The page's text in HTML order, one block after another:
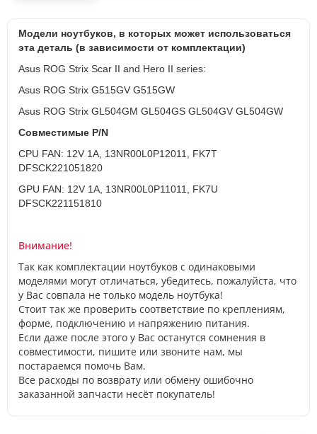
Модели ноутбуков, в которых может использоваться
эта деталь (в зависимости от комплектации)
Asus ROG Strix Scar II and Hero II series:
Asus ROG Strix G515GV G515GW
Asus ROG Strix GL504GM GL504GS GL504GV GL504GW
Совместимые P/N
CPU FAN: 12V 1A, 13NR00L0P12011, FK7T
DFSCK221051820
GPU FAN: 12V 1A, 13NR00L0P11011, FK7U
DFSCK221151810
Внимание!
Так как комплектации ноутбуков с одинаковыми
моделями могут отличаться, убедитесь, пожалуйста, что
у Вас совпала не только модель ноутбука!
Стоит так же проверить соответствие по креплениям,
форме, подключению и напряжению питания.
Если даже после этого у Вас останутся сомнения в
совместимости, пишите или звоните нам, мы
постараемся помочь Вам.
Все расходы по возврату или обмену ошибочно
заказанной запчасти несёт покупатель!